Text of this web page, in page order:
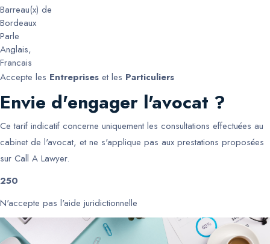
Barreau(x) de
Bordeaux
Parle
Anglais,
Francais
Accepte les Entreprises et les Particuliers
Envie d'engager l'avocat ?
Ce tarif indicatif concerne uniquement les consultations effectuées au
cabinet de l'avocat, et ne s'applique pas aux prestations proposées
sur Call A Lawyer.
250
N'accepte pas l'aide juridictionnelle